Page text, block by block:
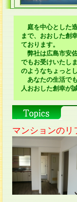
庭を中心とした
まで、おおした創
ております。
弊社は広島市安
でもお受けいたし
のようなちょっと
あなたの生活で
人おおした創幸が
マンションのリ